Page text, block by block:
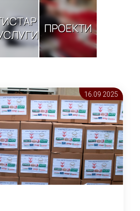
ПРОЕКТИ
16.09 2025